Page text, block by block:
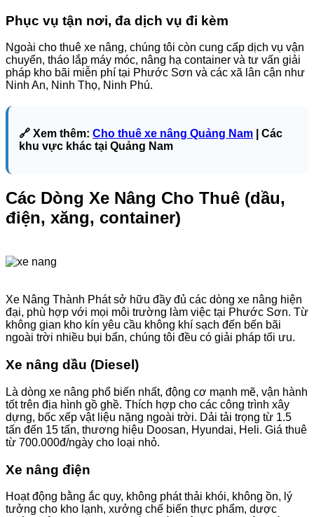
Phục vụ tận nơi, đa dịch vụ đi kèm
Ngoài cho thuê xe nâng, chúng tôi còn cung cấp dịch vụ vận
chuyển, tháo lắp máy móc, nâng hạ container và tư vấn giải
pháp kho bãi miễn phí tại Phước Sơn và các xã lân cận như
Ninh An, Ninh Thọ, Ninh Phú.
🔗 Xem thêm: Cho thuê xe nâng Quảng Nam | Các
khu vực khác tại Quảng Nam
Các Dòng Xe Nâng Cho Thuê (dầu,
điện, xăng, container)
Xe Nâng Thành Phát sở hữu đầy đủ các dòng xe nâng hiện
đại, phù hợp với mọi môi trường làm việc tại Phước Sơn. Từ
không gian kho kín yêu cầu không khí sạch đến bến bãi
ngoài trời nhiều bụi bẩn, chúng tôi đều có giải pháp tối ưu.
Xe nâng dầu (Diesel)
Là dòng xe nâng phổ biến nhất, động cơ mạnh mẽ, vận hành
tốt trên địa hình gồ ghề. Thích hợp cho các công trình xây
dựng, bốc xếp vật liệu nặng ngoài trời. Dải tải trọng từ 1.5
tấn đến 15 tấn, thương hiệu Doosan, Hyundai, Heli. Giá thuê
từ 700.000đ/ngày cho loại nhỏ.
Xe nâng điện
Hoạt động bằng ắc quy, không phát thải khói, không ồn, lý
tưởng cho kho lạnh, xưởng chế biến thực phẩm, dược